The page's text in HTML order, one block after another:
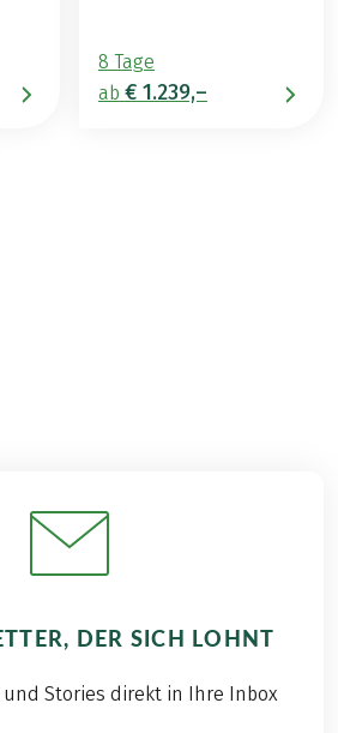
8 Tage
ab € 1.239,–
DER SICH LOHNT
und Stories direkt in Ihre Inbox